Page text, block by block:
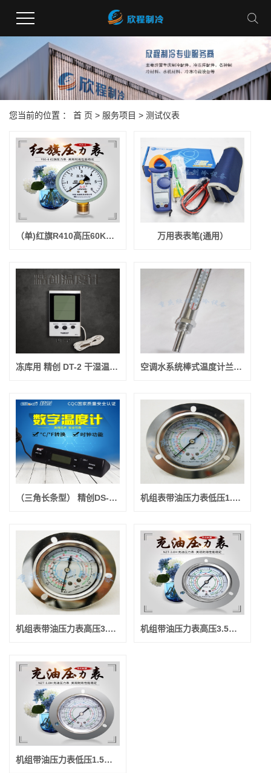
您当前的位置 ： 首 页 > 服务项目 > 测试仪表
（单)红旗R410高压60KG压力表（Y60-6）（保压用）常卖的 万用表表笔(通用）
冻库用 精创 DT-2 干湿温度计（温湿度计） 空调水系统棒式温度计兰红100°L=60 普通
（三角长条型） 精创DS-1电子温度计 常买的 机组表带油压力表低压1.6或1.8 （罗森博格）
机组表带油压力表高压3.5或3.8 （罗森博格） 机组带油压力表高压3.5或3.8 （用在安装机组表）
机组带油压力表低压1.5或1.6 （用在安装机组表）